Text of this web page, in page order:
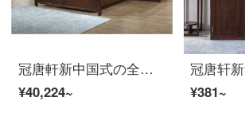
冠唐軒新中国式の全実木ベッドは現代簡単で約1.8メートルのダブルベッドの主な寝室の家は別荘の家具を詰めて結婚ベッドをカスタマイズして2.0*2.2(白蝋木)を注文します。
¥40,224~
¥381~